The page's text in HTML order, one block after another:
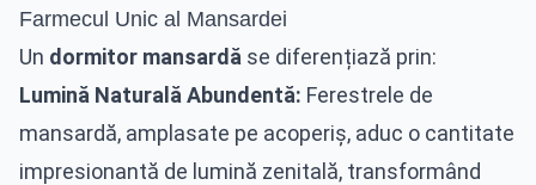
Farmecul Unic al Mansardei
Un dormitor mansardă se diferențiază prin:
Lumină Naturală Abundentă: Ferestrele de
mansardă, amplasate pe acoperiș, aduc o cantitate
impresionantă de lumină zenitală, transformând